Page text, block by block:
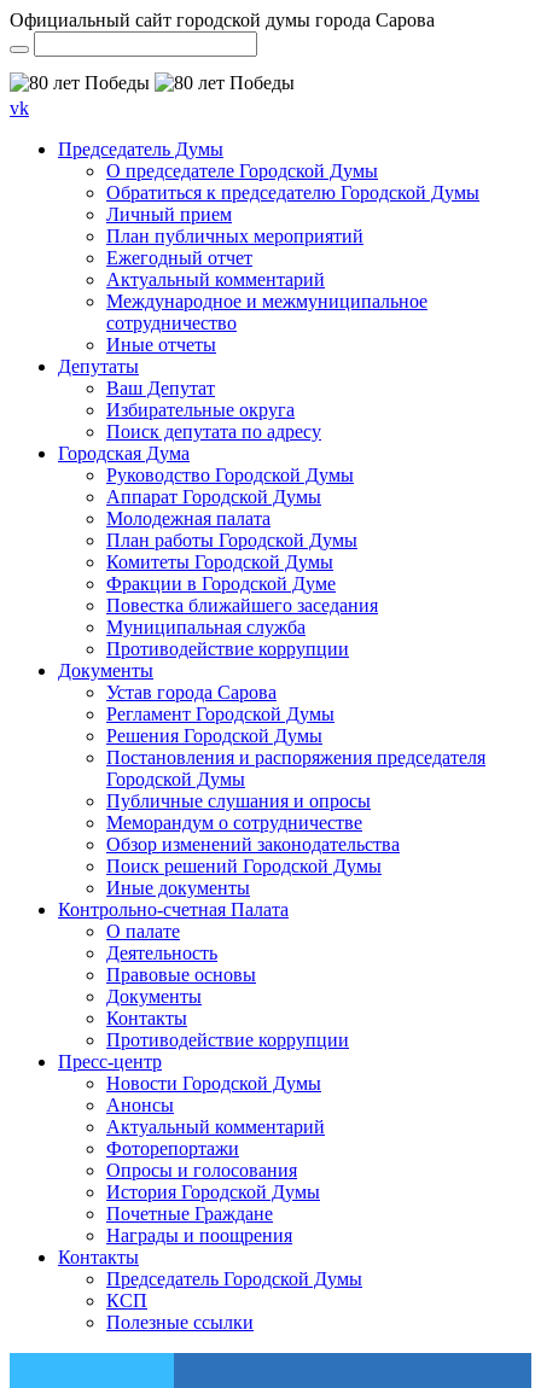
Официальный сайт городской думы города Сарова
vk
Председатель Думы
О председателе Городской Думы
Обратиться к председателю Городской Думы
Личный прием
План публичных мероприятий
Ежегодный отчет
Актуальный комментарий
Международное и межмуниципальное
сотрудничество
Иные отчеты
Депутаты
Ваш Депутат
Избирательные округа
Поиск депутата по адресу
Городская Дума
Руководство Городской Думы
Аппарат Городской Думы
Молодежная палата
План работы Городской Думы
Комитеты Городской Думы
Фракции в Городской Думе
Повестка ближайшего заседания
Муниципальная служба
Противодействие коррупции
Документы
Устав города Сарова
Регламент Городской Думы
Решения Городской Думы
Постановления и распоряжения председателя
Городской Думы
Публичные слушания и опросы
Меморандум о сотрудничестве
Обзор изменений законодательства
Поиск решений Городской Думы
Иные документы
Контрольно-счетная Палата
О палате
Деятельность
Правовые основы
Документы
Контакты
Противодействие коррупции
Пресс-центр
Новости Городской Думы
Анонсы
Актуальный комментарий
Фоторепортажи
Опросы и голосования
История Городской Думы
Почетные Граждане
Награды и поощрения
Контакты
Председатель Городской Думы
КСП
Полезные ссылки